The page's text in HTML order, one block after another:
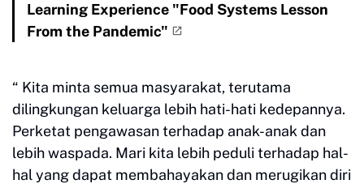
Learning Experience "Food Systems Lesson
From the Pandemic"
“ Kita minta semua masyarakat, terutama
dilingkungan keluarga lebih hati-hati kedepannya.
Perketat pengawasan terhadap anak-anak dan
lebih waspada. Mari kita lebih peduli terhadap hal-
hal yang dapat membahayakan dan merugikan diri